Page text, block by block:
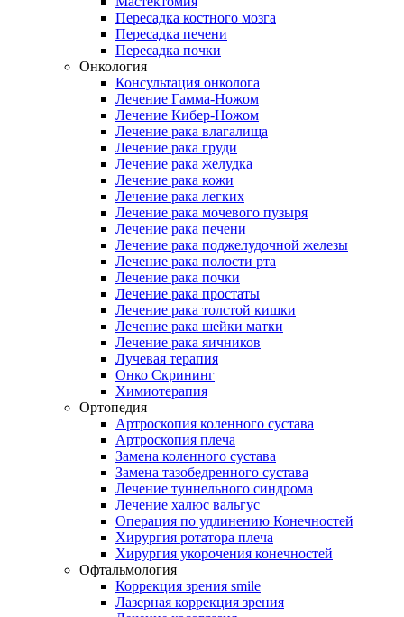
Пересадка костного мозга
Пересадка печени
Пересадка почки
Онкология
Консультация онколога
Лечение Гамма-Ножом
Лечение Кибер-Ножом
Лечение рака влагалища
Лечение рака груди
Лечение рака желудка
Лечение рака кожи
Лечение рака легких
Лечение рака мочевого пузыря
Лечение рака печени
Лечение рака поджелудочной железы
Лечение рака полости рта
Лечение рака почки
Лечение рака простаты
Лечение рака толстой кишки
Лечение рака шейки матки
Лечение рака яичников
Лучевая терапия
Онко Скрининг
Химиотерапия
Ортопедия
Артроскопия коленного сустава
Артроскопия плеча
Замена коленного сустава
Замена тазобедренного сустава
Лечение туннельного синдрома
Лечение халюс вальгус
Операция по удлинению Конечностей
Хирургия ротатора плеча
Хирургия укорочения конечностей
Офтальмология
Коррекция зрения smile
Лазерная коррекция зрения